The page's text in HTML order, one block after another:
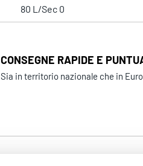
80 L/Sec 0
CONSEGNE RAPIDE E
Sia in territorio nazionale che in